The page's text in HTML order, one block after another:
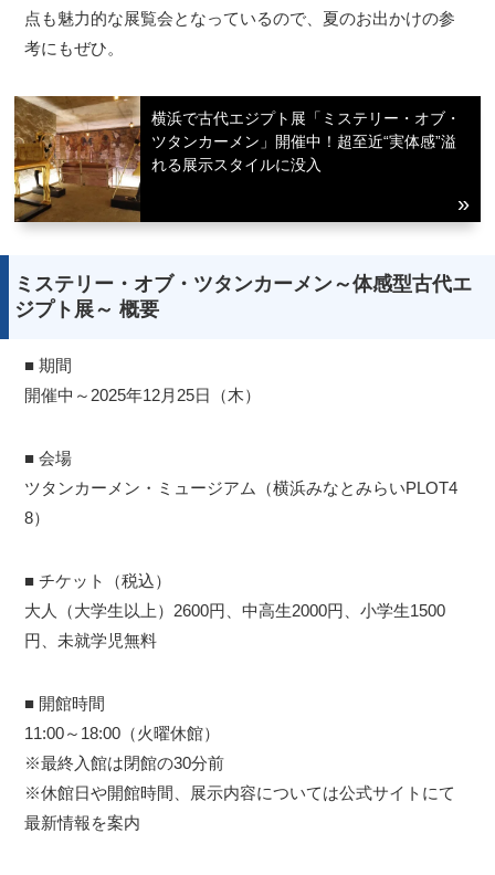
点も魅力的な展覧会となっているので、夏のお出かけの参
考にもぜひ。
横浜で古代エジプト展「ミステリー・オブ・
ツタンカーメン」開催中！超至近“実体感”溢
れる展示スタイルに没入
ミステリー・オブ・ツタンカーメン～体感型古代エ
ジプト展～ 概要
■ 期間
開催中～2025年12月25日（木）
■ 会場
ツタンカーメン・ミュージアム（横浜みなとみらいPLOT4
8）
■ チケット（税込）
大人（大学生以上）2600円、中高生2000円、小学生1500
円、未就学児無料
■ 開館時間
11:00～18:00（火曜休館）
※最終入館は閉館の30分前
※休館日や開館時間、展示内容については公式サイトにて
最新情報を案内